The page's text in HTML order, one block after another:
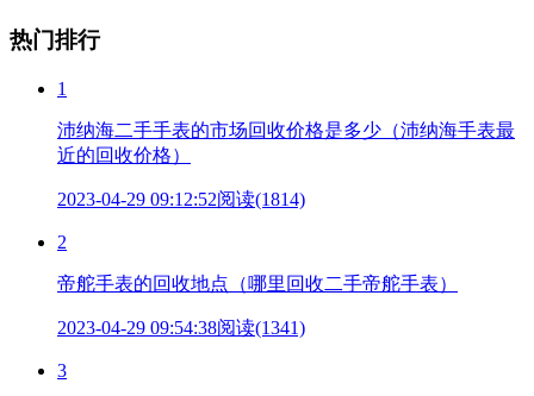
热门排行
1
沛纳海二手手表的市场回收价格是多少（沛纳海手表最
近的回收价格）
2023-04-29 09:12:52阅读(1814)
2
帝舵手表的回收地点（哪里回收二手帝舵手表）
2023-04-29 09:54:38阅读(1341)
3